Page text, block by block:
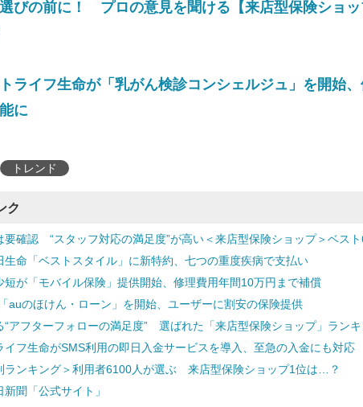
びの前に！ プロの意見を聞ける【来店型保険ショッ
ライフ生命が「乳がん検診コンシェルジュ」を開始
に
トレンド
ク
要確認 “スタッフ対応の満足度”が高い＜来店型保険ショップ＞ベス
生命「ベストスタイル」に新特約、七つの重度疾病で支払い
短が「モバイル保険」提供開始、修理費用年間10万円まで補償
auのほけん・ローン」を開始、ユーザーに割安の保険提供
“アフターフォローの満足度” 選ばれた「来店型保険ショップ」ラン
イフ生命がSMS利用の即日入金サービスを導入、至急の入金にも対応
ランキング＞利用者6100人が選ぶ 来店型保険ショップ1位は…？
新聞「公式サイト」